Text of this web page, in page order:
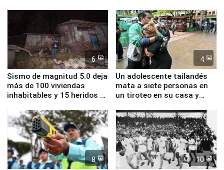
6
Sismo de magnitud 5.0 deja
más de 100 viviendas
inhabitables y 15 heridos en
4
Un adolescente tailandés
mata a siete personas en
un tiroteo en su casa y
8 10